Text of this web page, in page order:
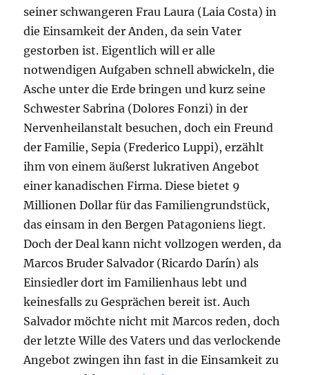
seiner schwangeren Frau Laura (Laia Costa) in
die Einsamkeit der Anden, da sein Vater
gestorben ist. Eigentlich will er alle
notwendigen Aufgaben schnell abwickeln, die
Asche unter die Erde bringen und kurz seine
Schwester Sabrina (Dolores Fonzi) in der
Nervenheilanstalt besuchen, doch ein Freund
der Familie, Sepia (Frederico Luppi), erzählt
ihm von einem äußerst lukrativen Angebot
einer kanadischen Firma. Diese bietet 9
Millionen Dollar für das Familiengrundstück,
das einsam in den Bergen Patagoniens liegt.
Doch der Deal kann nicht vollzogen werden, da
Marcos Bruder Salvador (Ricardo Darín) als
Einsiedler dort im Familienhaus lebt und
keinesfalls zu Gesprächen bereit ist. Auch
Salvador möchte nicht mit Marcos reden, doch
der letzte Wille des Vaters und das verlockende
Angebot zwingen ihn fast in die Einsamkeit zu